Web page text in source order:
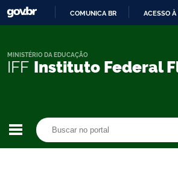
CONTEÚDO
COMUNICA BR ACESSO
IFF Instituto Federal
MINISTÉRIO DA EDUCAÇÃO